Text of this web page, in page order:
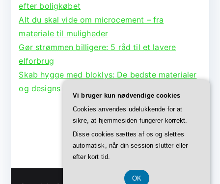
efter boligkøbet
Alt du skal vide om microcement – fra
materiale til muligheder
Gør strømmen billigere: 5 råd til et lavere
elforbrug
Skab hygge med bloklys: De bedste materialer
og designs til lysestager
Vi bruger kun nødvendige cookies
Cookies anvendes udelukkende for at
sikre, at hjemmesiden fungerer korrekt.
Disse cookies sættes af os og slettes
automatisk, når din session slutter eller
efter kort tid.
OK